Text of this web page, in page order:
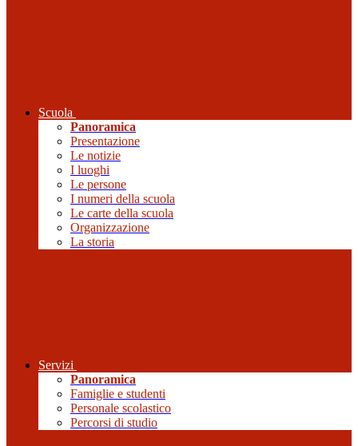
Scuola
Panoramica
Presentazione
Le notizie
I luoghi
Le persone
I numeri della scuola
Le carte della scuola
Organizzazione
La storia
Servizi
Panoramica
Famiglie e studenti
Personale scolastico
Percorsi di studio